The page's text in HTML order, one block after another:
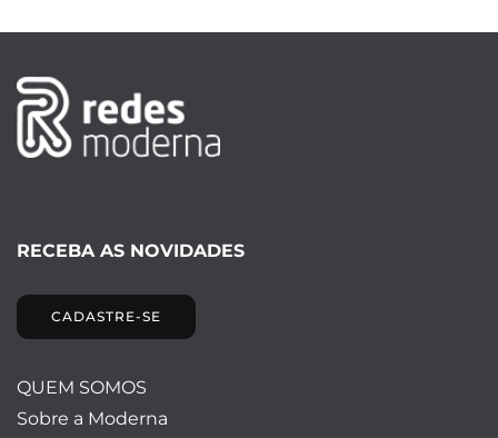
RECEBA AS NOVIDADES
CADASTRE-SE
QUEM SOMOS
Sobre a Moderna